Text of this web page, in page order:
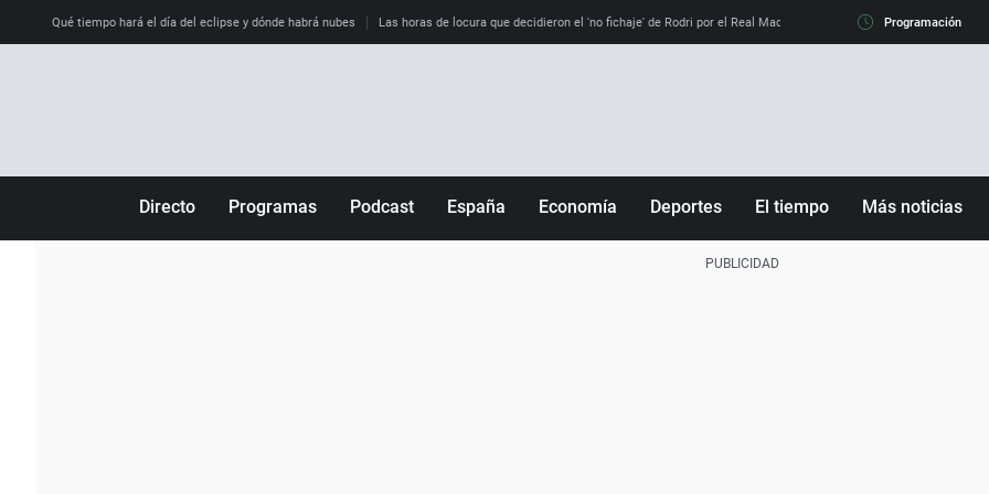
Qué tiempo hará el día del eclipse y dónde habrá nubes Las horas de locura que decidieron el 'no fichaje' de Rodri por el Real Madrid y su 'sí' al Barça La llamada
Programación
Directo Programas Podcast España Economía Deportes El tiempo Más noticias